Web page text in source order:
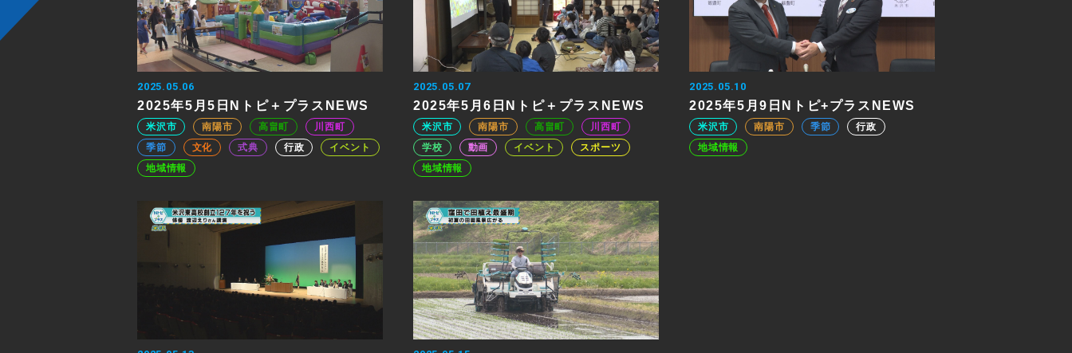
2025.05.06
2025年5月5日Nトピ＋プラスNEWS
米沢市 南陽市 高畠町
川西町
季節
文化 式典 行政
イベント
地域情報
2025.05.07
2025年5月6日Nトピ＋プラスNEWS
米沢市 南陽市 高畠町
川西町
学校
動画 イベント
スポーツ
地域情報
2025.05.10
2025年5月9日Nトピ+プラスNEWS
米沢市 南陽市 季節
行政
地域情報